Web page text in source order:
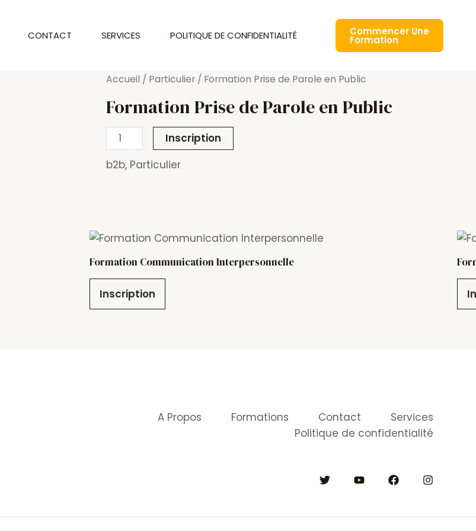
CONTACT SERVICES POLITIQUE DE CONFIDENTIALITÉ Commencer Une
Formation
Accueil / Particulier / Formation Prise de Parole en Public
Formation Prise de Parole en Public
quantité
Formation
Prise
Parole
Inscription
b2b, Particulier
Formation Communication Interpersonnelle
Inscription
A Propos Formations Contact
Services
Politique de confidentialité